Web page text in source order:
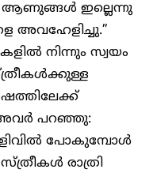
ആണുങ്ങൾ ഇല്ലെന്നു
അവഹേളിച്ചു.”
നിന്നും സ്വയം
പറഞ്ഞു:
പോകുമ്പോൾ
രാത്രി